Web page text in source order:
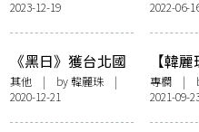
2023-12-19 2022-06-
《黑日》獲台北國
際書展大獎「非小
說獎」首獎 韓麗
珠：感謝讓這裡長
其他 | by韓麗珠 |
2020-12-21
【韓
界的誡
專欄|
2021-09-